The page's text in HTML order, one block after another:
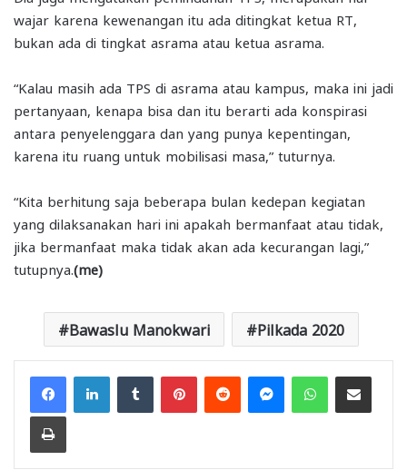
wajar karena kewenangan itu ada ditingkat ketua RT,
bukan ada di tingkat asrama atau ketua asrama.
“Kalau masih ada TPS di asrama atau kampus, maka ini jadi
pertanyaan, kenapa bisa dan itu berarti ada konspirasi
antara penyelenggara dan yang punya kepentingan,
karena itu ruang untuk mobilisasi masa,” tuturnya.
“Kita berhitung saja beberapa bulan kedepan kegiatan
yang dilaksanakan hari ini apakah bermanfaat atau tidak,
jika bermanfaat maka tidak akan ada kecurangan lagi,”
tutupnya. (me)
Bawaslu Manokwari Pilkada 2020
FacebookLinkedInTumblr PinterestReddit MessengerWhatsAppShare via Email
Print